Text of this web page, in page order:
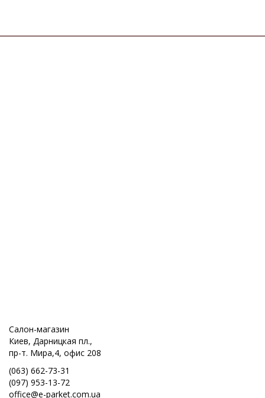
Салон-магазин
Киев, Дарницкая пл.,
пр-т. Мира,4, офис 208
(063) 662-73-31
(097) 953-13-72
office@e-parket.com.ua